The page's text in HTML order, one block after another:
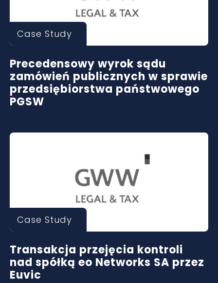
Case Study
Precedensowy wyrok sądu
zamówień publicznych w sprawie
przedsiębiorstwa państwowego
PGSW
Case Study
Transakcja przejęcia kontroli
nad spółką eo Networks SA przez
Euvic